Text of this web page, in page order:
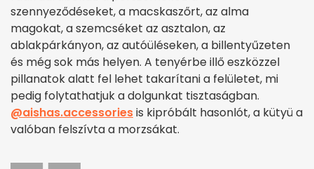
szennyeződéseket, a macskaszőrt, az alma
magokat, a szemcséket az asztalon, az
ablakpárkányon, az autóüléseken, a billentyűzeten
és még sok más helyen. A tenyérbe illő eszközzel
pillanatok alatt fel lehet takarítani a felületet, mi
pedig folytathatjuk a dolgunkat tisztaságban.
@aishas.accessoriesis kipróbált hasonlót, a kütyü a
valóban felszívta a morzsákat.